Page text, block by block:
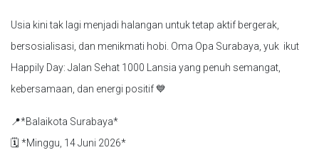
Usia kini tak lagi menjadi halangan untuk tetap aktif bergerak,
bersosialisasi, dan menikmati hobi. Oma Opa Surabaya, yuk ikut
Happily Day: Jalan Sehat 1000 Lansia yang penuh semangat,
kebersamaan, dan energi positif 💙
📍*Balaikota Surabaya*
🗓 *Minggu, 14 Juni 2026*